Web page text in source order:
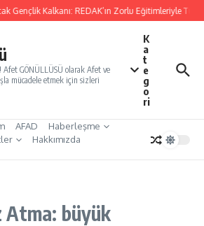
Gençlik Kalkanı: REDAK’ın Zorlu Eğitimleriyle
GÖNÜLLÜSÜ olarak Afet ve
mücadele etmek için sizleri
K
a
t
e
g
o
ri
AFAD
Haberleşme
Hakkımızda
Atma: büyük